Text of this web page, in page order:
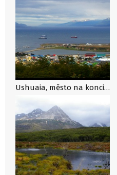
Ushuaia, město na konci světa